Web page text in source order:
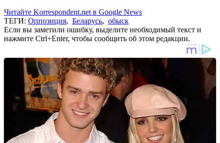
Читайте Korrespondent.net в Google News
ТЕГИ: Оппозиция, Беларусь, обыск
Если вы заметили ошибку, выделите необходимый текст и
нажмите Ctrl+Enter, чтобы сообщить об этом редакции.